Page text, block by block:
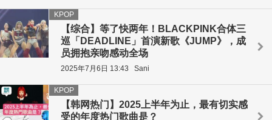
【综合】等了快两年！BLACKPINK合体三
巡「DEADLINE」首演新歌《JUMP》，成
员拥抱亲吻感动全场
KPOP
2025年7月6日 13:43 Sani
【韩网热门】2025上半年为止，最有切实感
受的年度热门歌曲是？
KPOP